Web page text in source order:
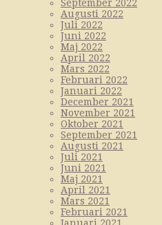
September 2022
Augusti 2022
Juli 2022
Juni 2022
Maj 2022
April 2022
Mars 2022
Februari 2022
Januari 2022
December 2021
November 2021
Oktober 2021
September 2021
Augusti 2021
Juli 2021
Juni 2021
Maj 2021
April 2021
Mars 2021
Februari 2021